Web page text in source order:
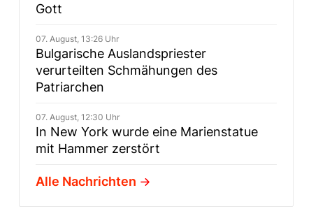
Gott
07. August, 13:26 Uhr
Bulgarische Auslandspriester
verurteilten Schmähungen des
Patriarchen
07. August, 12:30 Uhr
In New York wurde eine Marienstatue
mit Hammer zerstört
Alle Nachrichten